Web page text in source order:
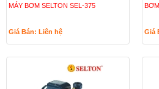
MÁY BƠM SELTON SEL-375
Giá Bán: Liên hệ Giá